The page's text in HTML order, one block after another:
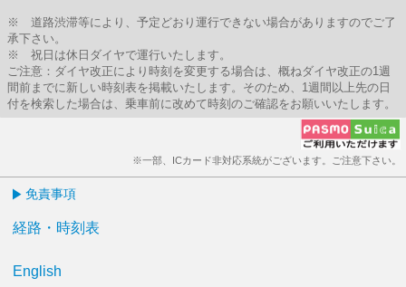
※ 道路渋滞等により、予定どおり運行できない場合がありますのでご了
承下さい。
※ 祝日は休日ダイヤで運行いたします。
ご注意：ダイヤ改正により時刻を変更する場合は、概ねダイヤ改正の1週
間前までに新しい時刻表を掲載いたします。そのため、1週間以上先の日
付を検索した場合は、乗車前に改めて時刻のご確認をお願いいたします。
※一部、ICカード非対応系統がございます。ご注意下さい。
免責事項
経路・時刻表
English